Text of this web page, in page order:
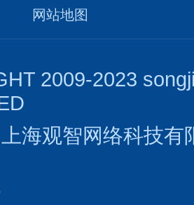
网站地图
2009-2023
上海观智网络科技有